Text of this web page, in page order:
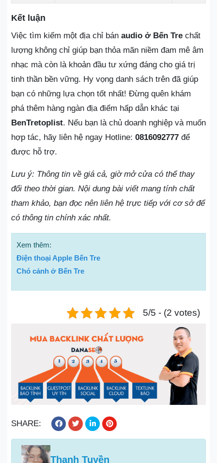
Kết luận
Việc tìm kiếm một địa chỉ bán audio ở Bến Tre chất
lượng không chỉ giúp bạn thỏa mãn niềm đam mê âm
nhạc mà còn là khoản đầu tư xứng đáng cho giá trị
tinh thần bền vững. Hy vọng danh sách trên đã giúp
bạn có những lựa chọn tốt nhất! Đừng quên khám
phá thêm hàng ngàn địa điểm hấp dẫn khác tại
BenTretoplist. Nếu bạn là chủ doanh nghiệp và muốn
hợp tác, hãy liên hệ ngay Hotline: 0816092777 để
được hỗ trợ.
Lưu ý: Thông tin về giá cả, giờ mở cửa có thể thay
đổi theo thời gian. Nội dung bài viết mang tính chất
tham khảo, bạn đọc nên liên hệ trực tiếp với cơ sở để
có thông tin chính xác nhất.
Xem thêm:
Điện thoại Apple Bến Tre
Chó cảnh ở Bến Tre
5/5 - (2 votes)
SHARE:
Thanh Tuyền